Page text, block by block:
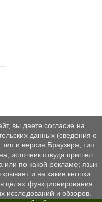
вы даете согласие на
данных (сведения о
и версия Браузера; тип
источник откуда пришел
или по какой рекламе; язык
и на какие кнопки
целях функционирования
исследований и обзоров.